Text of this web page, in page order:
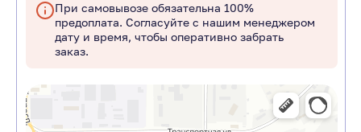
При самовывозе обязательна 100%
предоплата. Согласуйте с нашим менеджером
дату и время, чтобы оперативно забрать
заказ.